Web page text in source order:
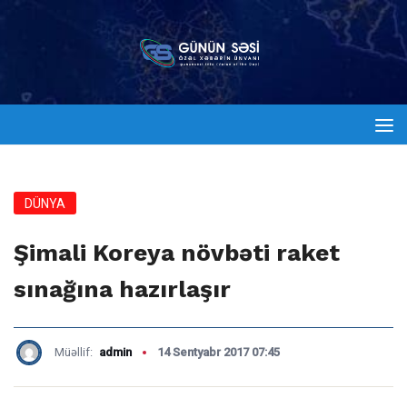
DÜNYA
Şimali Koreya növbəti raket
sınağına hazırlaşır
Müəllif: admin 14 Sentyabr 2017 07:45